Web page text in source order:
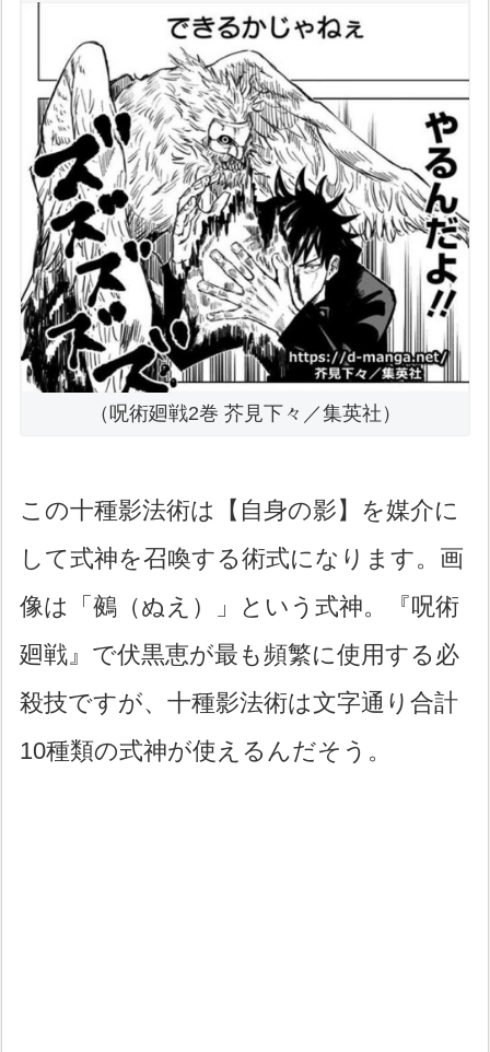
（呪術廻戦2巻 芥見下々／集英社）
この十種影法術は【自身の影】を媒介に
して式神を召喚する術式になります。画
像は「鵺（ぬえ）」という式神。『呪術
廻戦』で伏黒恵が最も頻繁に使用する必
殺技ですが、十種影法術は文字通り合計
10種類の式神が使えるんだそう。